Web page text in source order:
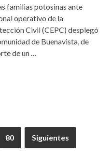
familias potosinas ante
operativo de la
Civil (CEPC) desplegó
de Buenavista, de
de un …
80 Siguientes